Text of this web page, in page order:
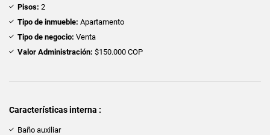
Pisos: 2
Tipo de inmueble: Apartamento
Tipo de negocio: Venta
Valor Administración: $150.000 COP
Características interna :
Baño auxiliar